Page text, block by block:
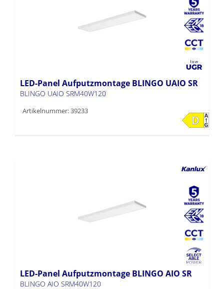
LED-Panel Aufputzmontage BLINGO UAIO SR
BLINGO UAIO SRM40W120
Artikelnummer: 39233
LED-Panel Aufputzmontage BLINGO AIO SR
BLINGO AIO SRM40W120